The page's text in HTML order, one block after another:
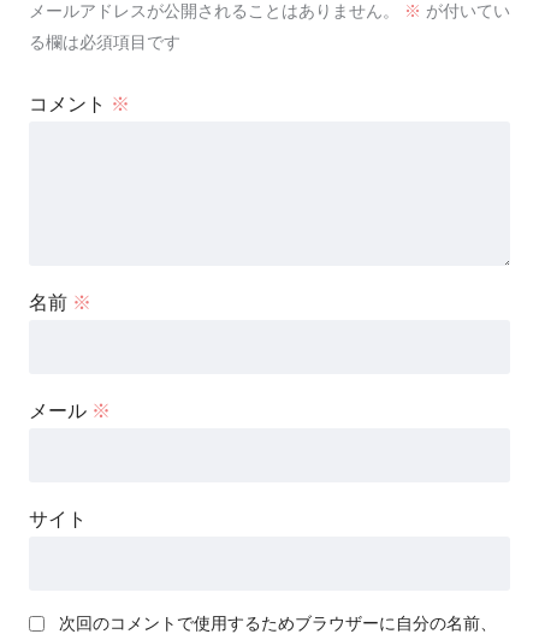
メールアドレスが公開されることはありません。 ※ が付いてい
る欄は必須項目です
コメント ※
名前 ※
メール ※
サイト
次回のコメントで使用するためブラウザーに自分の名前、